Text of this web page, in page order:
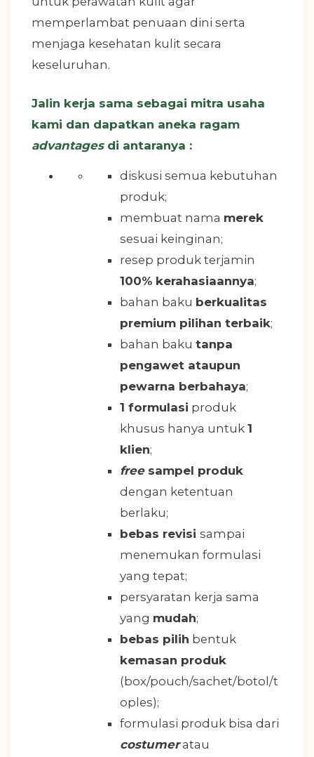
memperlambat penuaan dini serta
menjaga kesehatan kulit secara
keseluruhan.
Jalin kerja sama sebagai mitra usaha
kami dan dapatkan aneka ragam
advantagesdi antaranya :
diskusi semua kebutuhan
produk;
membuat nama merek
sesuai keinginan;
resep produk terjamin
100% kerahasiaannya;
bahan baku berkualitas
premium pilihan terbaik;
bahan baku tanpa
pengawet ataupun
pewarna berbahaya;
1 formulasi produk
khusus hanya untuk 1
klien;
freesampel produk
dengan ketentuan
berlaku;
bebas revisi sampai
menemukan formulasi
yang tepat;
persyaratan kerja sama
yang mudah;
bebas pilih bentuk
kemasan produk
(box/pouch/sachet/botol/t
oples);
formulasi produk bisa dari
costumeratau